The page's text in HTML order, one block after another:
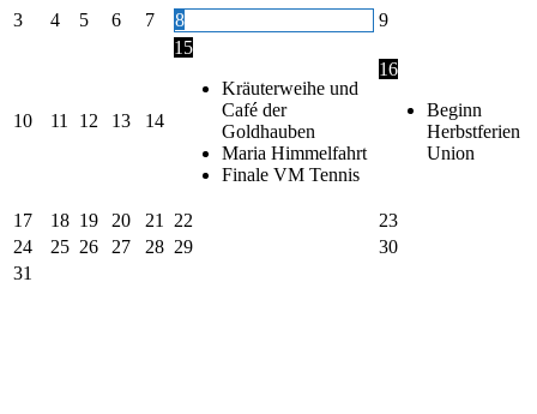
3
4 5 6 7 8 9
10 11 12 13 14
15
Kräuterweihe und
Café der
Goldhauben
Maria Himmelfahrt
Finale VM Tennis
16
Beginn
Herbstferien
Union
17 18 19 20 21 22
23
24
25 26 27 28 29
30
31